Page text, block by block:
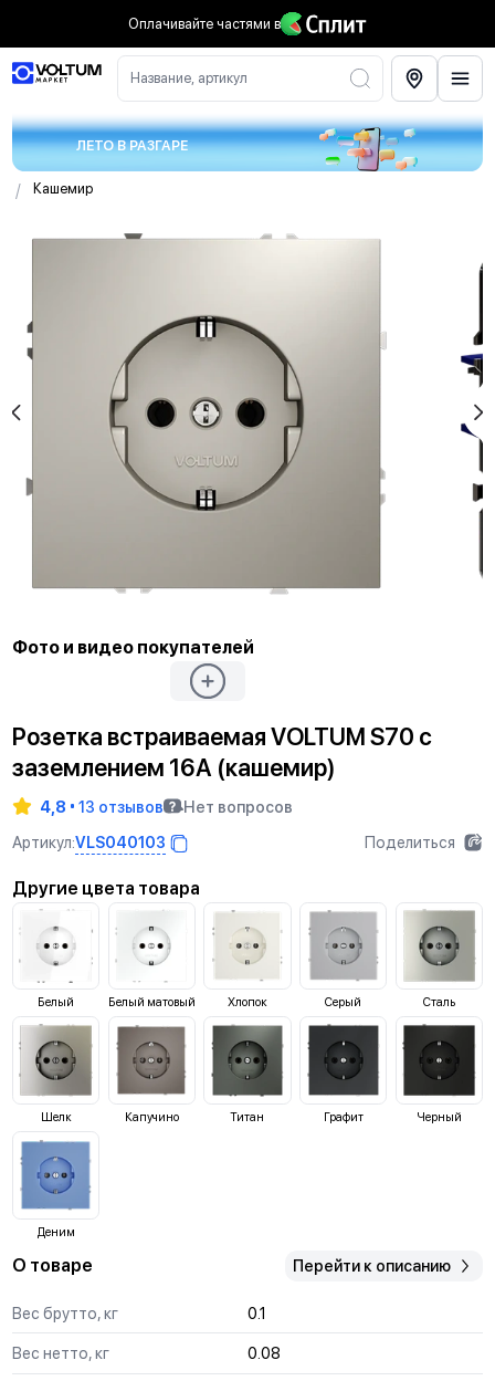
Оплачивайте частями в
Название, артикул
ЛЕТО В РАЗГАРЕ
/ Кашемир
Фото и видео покупателей
Розетка встраиваемая VOLTUM S70 с
заземлением 16А (кашемир)
4,8 13 отзывов
Нет вопросов
Артикул:VLS040103 Поделиться
Другие цвета товара
Белый Белый матовый Хлопок Серый Сталь
Шелк Капучино Титан Графит Черный
Деним
О товаре Перейти к описанию
Вес брутто, кг 0.1
Вес нетто, кг 0.08